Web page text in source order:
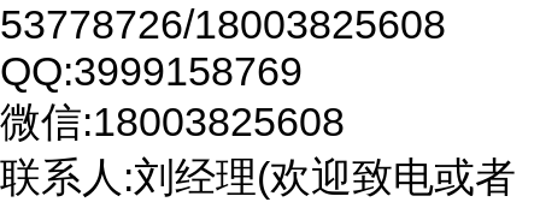
53778726/18003825608
QQ:3999158769
微信:18003825608
联系人:刘经理(欢迎致电或者